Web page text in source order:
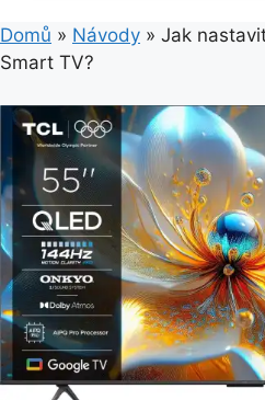
Domů » Návody » Jak
Smart TV?